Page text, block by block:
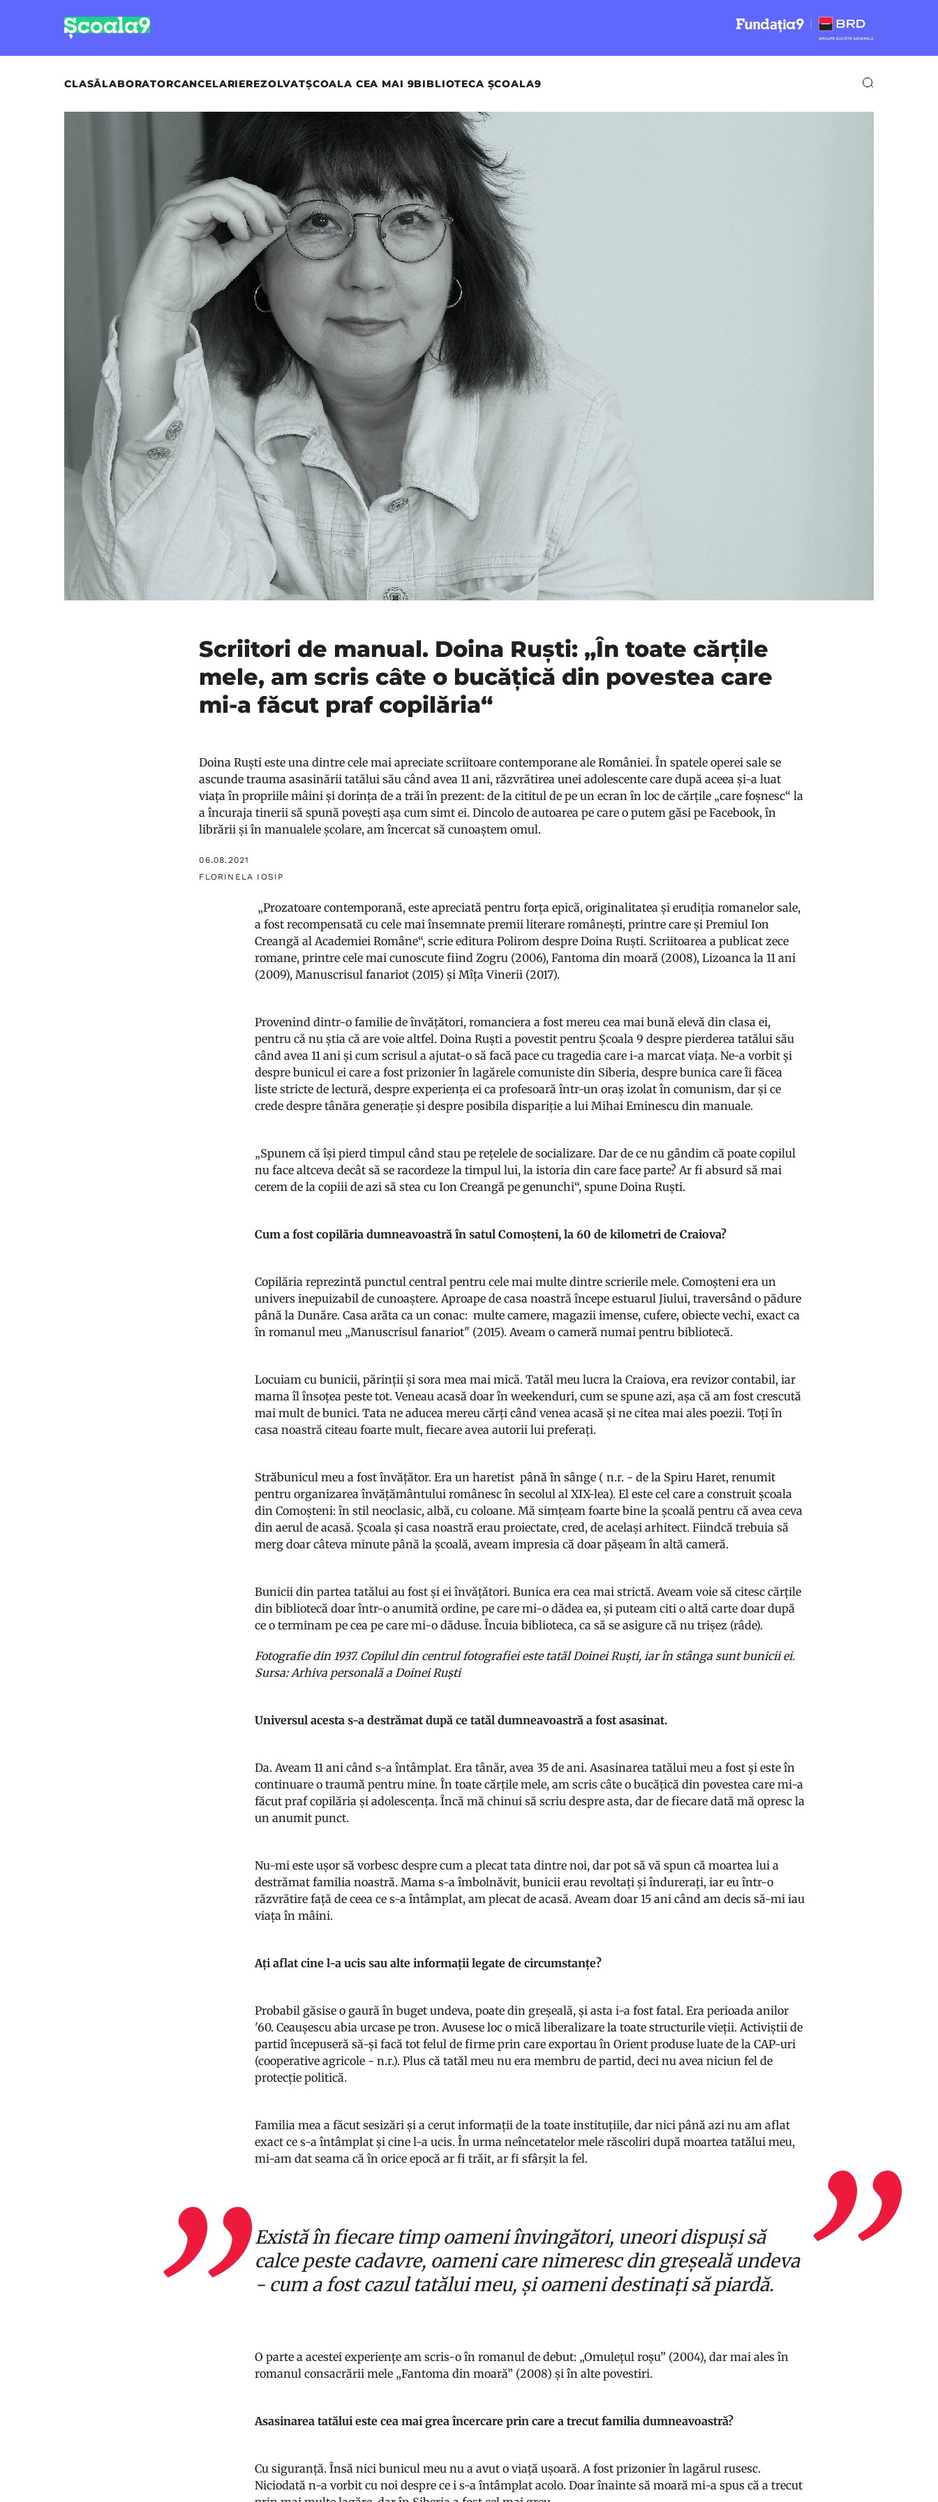
CLASĂLABORATORCANCELARIEREZOLVATȘCOALA CEA MAI 9BIBLIOTECA ȘCOALA9
Scriitori de manual. Doina Ruști: „În toate cărțile
mele, am scris câte o bucățică din povestea care
mi-a făcut praf copilăria“
Doina Ruști este una dintre cele mai apreciate scriitoare contemporane ale României. În spatele operei sale se
ascunde trauma asasinării tatălui său când avea 11 ani, răzvrătirea unei adolescente care după aceea și-a luat
viața în propriile mâini și dorința de a trăi în prezent: de la cititul de pe un ecran în loc de cărțile „care foșnesc“ la
a încuraja tinerii să spună povești așa cum simt ei. Dincolo de autoarea pe care o putem găsi pe Facebook, în
librării și în manualele școlare, am încercat să cunoaștem omul.
06.08.2021
FLORINELA IOSIP
„Prozatoare contemporană, este apreciată pentru forța epică, originalitatea și erudiția romanelor sale,
a fost recompensată cu cele mai însemnate premii literare românești, printre care și Premiul Ion
Creangă al Academiei Române“, scrie editura Polirom despre Doina Ruști. Scriitoarea a publicat zece
romane, printre cele mai cunoscute fiind Zogru (2006), Fantoma din moară (2008), Lizoanca la 11 ani
(2009), Manuscrisul fanariot (2015) și Mîța Vinerii (2017).
Provenind dintr-o familie de învățători, romanciera a fost mereu cea mai bună elevă din clasa ei,
pentru că nu știa că are voie altfel. Doina Ruști a povestit pentru Școala 9 despre pierderea tatălui său
când avea 11 ani și cum scrisul a ajutat-o să facă pace cu tragedia care i-a marcat viața. Ne-a vorbit și
despre bunicul ei care a fost prizonier în lagărele comuniste din Siberia, despre bunica care îi făcea
liste stricte de lectură, despre experiența ei ca profesoară într-un oraș izolat în comunism, dar și ce
crede despre tânăra generație și despre posibila dispariție a lui Mihai Eminescu din manuale.
„Spunem că își pierd timpul când stau pe rețelele de socializare. Dar de ce nu gândim că poate copilul
nu face altceva decât să se racordeze la timpul lui, la istoria din care face parte? Ar fi absurd să mai
cerem de la copiii de azi să stea cu Ion Creangă pe genunchi“, spune Doina Ruști.
Cum a fost copilăria dumneavoastră în satul Comoșteni, la 60 de kilometri de Craiova?
Copilăria reprezintă punctul central pentru cele mai multe dintre scrierile mele. Comoșteni era un
univers inepuizabil de cunoaștere. Aproape de casa noastră începe estuarul Jiului, traversând o pădure
până la Dunăre. Casa arăta ca un conac: multe camere, magazii imense, cufere, obiecte vechi, exact ca
în romanul meu „Manuscrisul fanariot" (2015). Aveam o cameră numai pentru bibliotecă.
Locuiam cu bunicii, părinții și sora mea mai mică. Tatăl meu lucra la Craiova, era revizor contabil, iar
mama îl însoțea peste tot. Veneau acasă doar în weekenduri, cum se spune azi, așa că am fost crescută
mai mult de bunici. Tata ne aducea mereu cărți când venea acasă și ne citea mai ales poezii. Toți în
casa noastră citeau foarte mult, fiecare avea autorii lui preferați.
Străbunicul meu a fost învățător. Era un haretist până în sânge ( n.r. - de la Spiru Haret, renumit
pentru organizarea învățământului românesc în secolul al XIX-lea). El este cel care a construit școala
din Comoșteni: în stil neoclasic, albă, cu coloane. Mă simțeam foarte bine la școală pentru că avea ceva
din aerul de acasă. Școala și casa noastră erau proiectate, cred, de același arhitect. Fiindcă trebuia să
merg doar câteva minute până la școală, aveam impresia că doar pășeam în altă cameră.
Bunicii din partea tatălui au fost și ei învățători. Bunica era cea mai strictă. Aveam voie să citesc cărțile
din bibliotecă doar într-o anumită ordine, pe care mi-o dădea ea, și puteam citi o altă carte doar după
ce o terminam pe cea pe care mi-o dăduse. Încuia biblioteca, ca să se asigure că nu trișez (râde).
Fotografie din 1937. Copilul din centrul fotografiei este tatăl Doinei Ruști, iar în stânga sunt bunicii ei.
Sursa: Arhiva personală a Doinei Ruști
Universul acesta s-a destrămat după ce tatăl dumneavoastră a fost asasinat.
Da. Aveam 11 ani când s-a întâmplat. Era tânăr, avea 35 de ani. Asasinarea tatălui meu a fost și este în
continuare o traumă pentru mine. În toate cărțile mele, am scris câte o bucățică din povestea care mi-a
făcut praf copilăria și adolescența. Încă mă chinui să scriu despre asta, dar de fiecare dată mă opresc la
un anumit punct.
Nu-mi este ușor să vorbesc despre cum a plecat tata dintre noi, dar pot să vă spun că moartea lui a
destrămat familia noastră. Mama s-a îmbolnăvit, bunicii erau revoltați și îndurerați, iar eu într-o
răzvrătire față de ceea ce s-a întâmplat, am plecat de acasă. Aveam doar 15 ani când am decis să-mi iau
viața în mâini.
Ați aflat cine l-a ucis sau alte informații legate de circumstanțe?
Probabil găsise o gaură în buget undeva, poate din greșeală, și asta i-a fost fatal. Era perioada anilor
'60. Ceaușescu abia urcase pe tron. Avusese loc o mică liberalizare la toate structurile vieții. Activiștii de
partid începuseră să-și facă tot felul de firme prin care exportau în Orient produse luate de la CAP-uri
(cooperative agricole - n.r.). Plus că tatăl meu nu era membru de partid, deci nu avea niciun fel de
protecție politică.
Familia mea a făcut sesizări și a cerut informații de la toate instituțiile, dar nici până azi nu am aflat
exact ce s-a întâmplat și cine l-a ucis. În urma neîncetatelor mele răscoliri după moartea tatălui meu,
mi-am dat seama că în orice epocă ar fi trăit, ar fi sfârșit la fel.
Există în fiecare timp oameni învingători, uneori dispuși să
calce peste cadavre, oameni care nimeresc din greșeală undeva
- cum a fost cazul tatălui meu, și oameni destinați să piardă.
O parte a acestei experiențe am scris-o în romanul de debut: „Omulețul roșu” (2004), dar mai ales în
romanul consacrării mele „Fantoma din moară” (2008) și în alte povestiri.
Asasinarea tatălui este cea mai grea încercare prin care a trecut familia dumneavoastră?
Cu siguranță. Însă nici bunicul meu nu a avut o viață ușoară. A fost prizonier în lagărul rusesc.
Niciodată n-a vorbit cu noi despre ce i s-a întâmplat acolo. Doar înainte să moară mi-a spus că a trecut